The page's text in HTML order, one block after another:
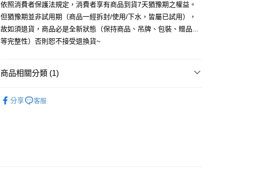
非床墊商品，一般宅配
每筆NT$150，滿NT$2,000(含以上)免運費
付款後門市自取(待系統通知後才可取貨)
依照消費者保護法規定，消費者享有商品到貨7天猶豫期之權益。
但猶豫期並非試用期（商品一經拆封/使用/下水，皆屬已試用），
故如須退貨，商品必是全新狀態（保持商品、吊牌、包裝、贈品...
等完整性）否則恕不接受退換貨~
商品相關分類 (1)
分享
客服